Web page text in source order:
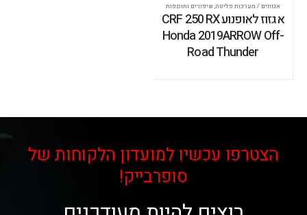
אגזוזים / מערכות פליטה, שיפורים ותוספות
אגזוז לאופנוע CRF 250 RX
Honda 2019ARROW Off-
Road Thunder
הצטרפו עכשיו למועדון הלקוחות של
סופרבייק!